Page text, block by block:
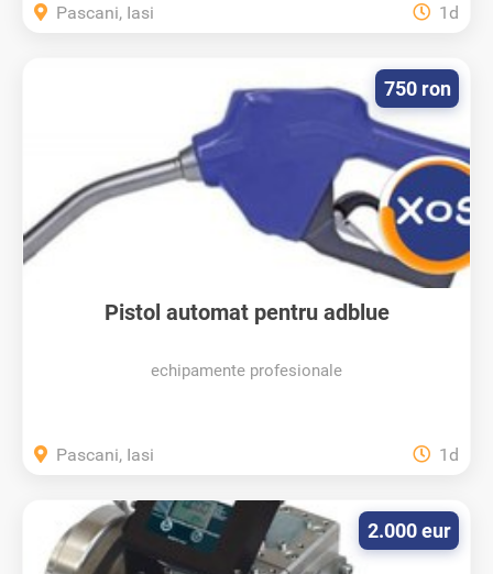
Pascani, Iasi 1d
Pistol automat pentru adblue
echipamente profesionale
750 ron
Pascani, Iasi 1d
2.000 eur